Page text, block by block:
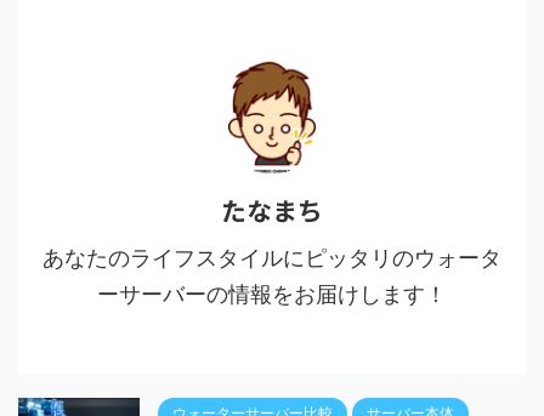
たなまち
あなたのライフスタイルにピッタリのウォータ
ーサーバーの情報をお届けします！